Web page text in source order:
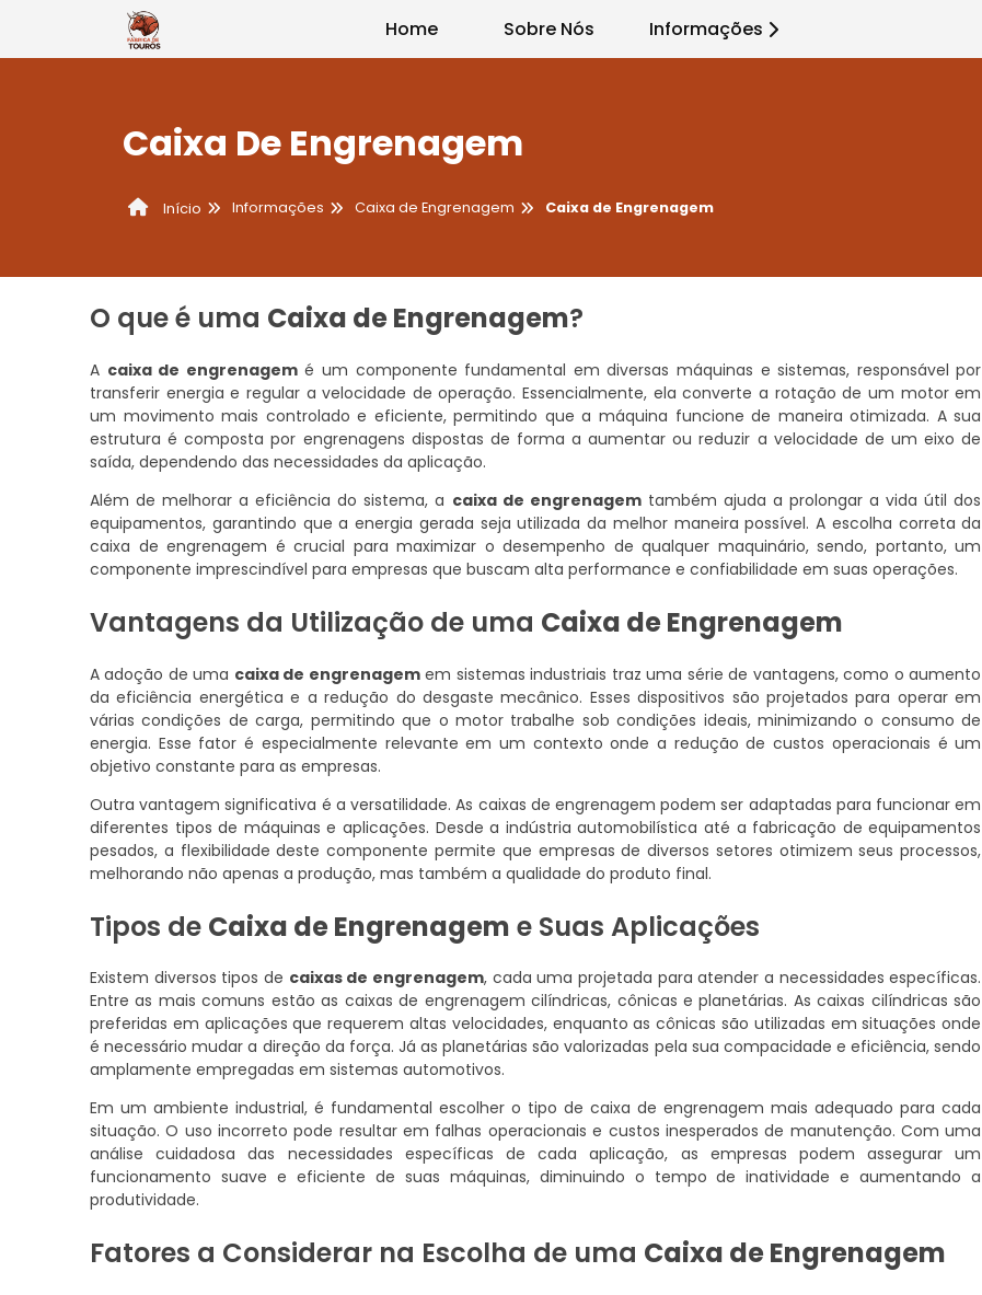
Home Sobre Nós Informações
Caixa De Engrenagem
Início Informações Caixa de Engrenagem Caixa de Engrenagem
O que é uma Caixa de Engrenagem?
A caixa de engrenagemé um componente fundamental em diversas máquinas e sistemas, responsável por
transferir energia e regular a velocidade de operação. Essencialmente, ela converte a rotação de um motor em
um movimento mais controlado e eficiente, permitindo que a máquina funcione de maneira otimizada. A sua
estrutura é composta por engrenagens dispostas de forma a aumentar ou reduzir a velocidade de um eixo de
saída, dependendo das necessidades da aplicação.
Além de melhorar a eficiência do sistema, a caixa de engrenagemtambém ajuda a prolongar a vida útil dos
equipamentos, garantindo que a energia gerada seja utilizada da melhor maneira possível. A escolha correta da
caixa de engrenagem é crucial para maximizar o desempenho de qualquer maquinário, sendo, portanto, um
componente imprescindível para empresas que buscam alta performance e confiabilidade em suas operações.
Vantagens da Utilização de uma Caixa de Engrenagem
A adoção de uma caixa de engrenagemem sistemas industriais traz uma série de vantagens, como o aumento
da eficiência energética e a redução do desgaste mecânico. Esses dispositivos são projetados para operar em
várias condições de carga, permitindo que o motor trabalhe sob condições ideais, minimizando o consumo de
energia. Esse fator é especialmente relevante em um contexto onde a redução de custos operacionais é um
objetivo constante para as empresas.
Outra vantagem significativa é a versatilidade. As caixas de engrenagem podem ser adaptadas para funcionar em
diferentes tipos de máquinas e aplicações. Desde a indústria automobilística até a fabricação de equipamentos
pesados, a flexibilidade deste componente permite que empresas de diversos setores otimizem seus processos,
melhorando não apenas a produção, mas também a qualidade do produto final.
Tipos de Caixa de Engrenagem e Suas Aplicações
Existem diversos tipos de caixas de engrenagem, cada uma projetada para atender a necessidades específicas.
Entre as mais comuns estão as caixas de engrenagem cilíndricas, cônicas e planetárias. As caixas cilíndricas são
preferidas em aplicações que requerem altas velocidades, enquanto as cônicas são utilizadas em situações onde
é necessário mudar a direção da força. Já as planetárias são valorizadas pela sua compacidade e eficiência, sendo
amplamente empregadas em sistemas automotivos.
Em um ambiente industrial, é fundamental escolher o tipo de caixa de engrenagem mais adequado para cada
situação. O uso incorreto pode resultar em falhas operacionais e custos inesperados de manutenção. Com uma
análise cuidadosa das necessidades específicas de cada aplicação, as empresas podem assegurar um
funcionamento suave e eficiente de suas máquinas, diminuindo o tempo de inatividade e aumentando a
produtividade.
Fatores a Considerar na Escolha de uma Caixa de Engrenagem